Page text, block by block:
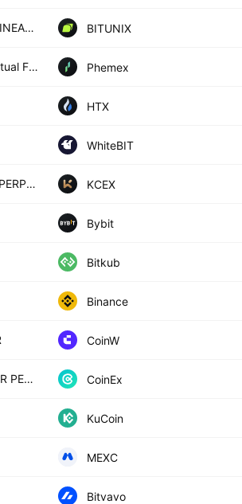
Jupiter / Tether LINEAR FUTURES CONTRACT BITUNIX
JUP Linear Perpetual Futures Contract Phemex
HTX
WhiteBIT
JUPITER / USDT PERPETUAL SWAP CONTRACT KCEX
Bybit
Bitkub
Binance
CoinW
JUPITER / TETHER PERPETUAL CONTRACT CoinEx
KuCoin
MEXC
Bitvavo